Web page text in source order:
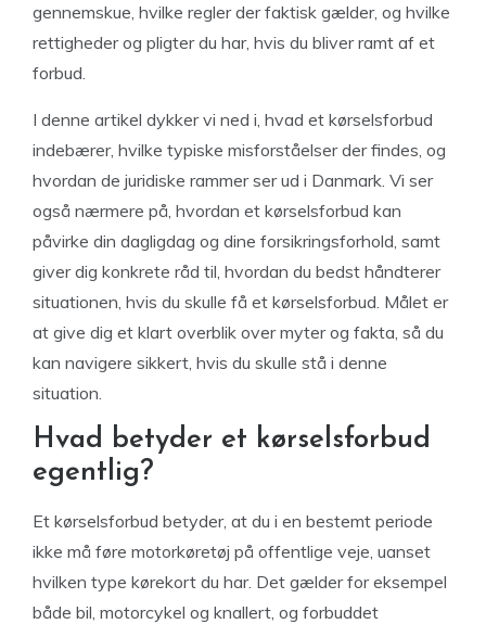
gennemskue, hvilke regler der faktisk gælder, og hvilke
rettigheder og pligter du har, hvis du bliver ramt af et
forbud.
I denne artikel dykker vi ned i, hvad et kørselsforbud
indebærer, hvilke typiske misforståelser der findes, og
hvordan de juridiske rammer ser ud i Danmark. Vi ser
også nærmere på, hvordan et kørselsforbud kan
påvirke din dagligdag og dine forsikringsforhold, samt
giver dig konkrete råd til, hvordan du bedst håndterer
situationen, hvis du skulle få et kørselsforbud. Målet er
at give dig et klart overblik over myter og fakta, så du
kan navigere sikkert, hvis du skulle stå i denne
situation.
Hvad betyder et kørselsforbud
egentlig?
Et kørselsforbud betyder, at du i en bestemt periode
ikke må føre motorkøretøj på offentlige veje, uanset
hvilken type kørekort du har. Det gælder for eksempel
både bil, motorcykel og knallert, og forbuddet